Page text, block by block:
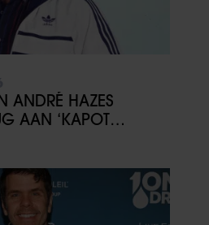
ANDRÉ HAZES
AAN ‘KAPOT